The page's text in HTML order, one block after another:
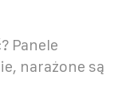
Panele
narażone są